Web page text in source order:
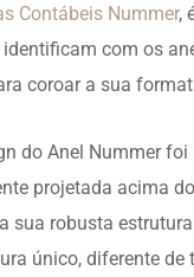
Contábeis Nummer,
identificam com os
coroar a sua
do Anel Nummer
projetada acima
sua robusta
único, diferente de